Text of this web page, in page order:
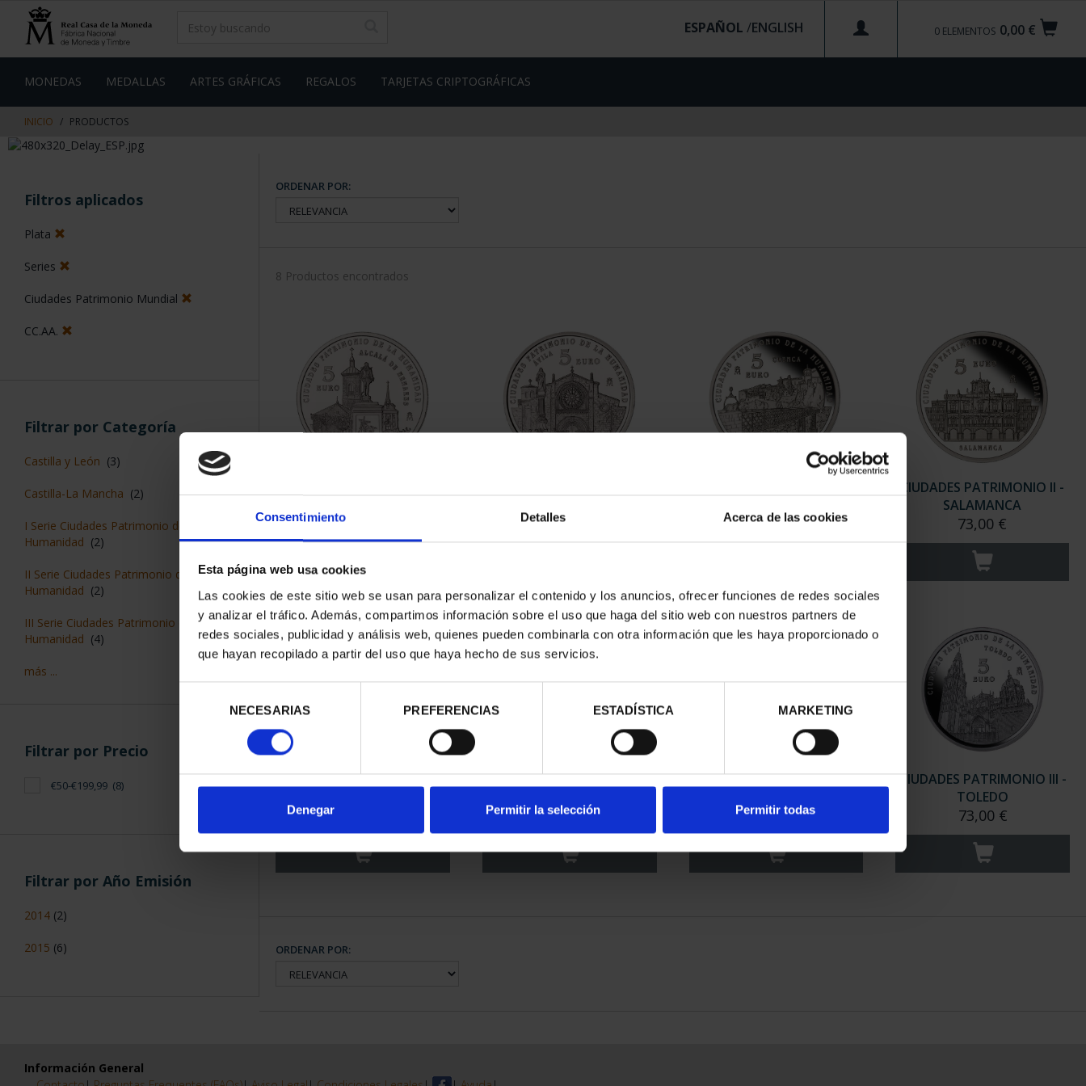
Consentimiento Detalles Acerca de las cookies
Esta página web usa cookies
Las cookies de este sitio web se usan para personalizar el contenido y los anuncios, ofrecer funciones de redes sociales
y analizar el tráfico. Además, compartimos información sobre el uso que haga del sitio web con nuestros partners de
redes sociales, publicidad y análisis web, quienes pueden combinarla con otra información que les haya proporcionado o
que hayan recopilado a partir del uso que haya hecho de sus servicios.
consentimiento
NECESARIAS PREFERENCIAS ESTADÍSTICA MARKETING
Denegar Permitir la selección Permitir todas
contenido
de
0,00 €
0 ELEMENTOS
ESPAÑOL /
MONEDAS MEDALLAS ARTES GRÁFICAS REGALOS TARJETAS CRIPTOGRÁFICAS
INICIO PRODUCTOS
Filtros aplicados
Plata
Series
Ciudades Patrimonio Mundial
CC.AA.
Filtrar por Categoría
Castilla y León (3)
Castilla-La Mancha (2)
I Serie Ciudades Patrimonio de la
Humanidad (2)
II Serie Ciudades Patrimonio de la
Humanidad (2)
III Serie Ciudades Patrimonio de la
Humanidad (4)
más ...
Filtrar por Precio
€50-€199,99 (8)
Filtrar por Año Emisión
2014 (2)
2015 (6)
ORDENAR POR:
8 Productos encontrados
73,00 € 73,00 € 73,00 €
CIUDADES PATRIMONIO II -
SALAMANCA
73,00 €
CIUDADES PATRIMONIO III -
CIUDADES PATRIMONIO III -
73,00 €
CIUDADES PATRIMONIO III -
73,00 €
CIUDADES PATRIMONIO III -
TOLEDO
73,00 €
ORDENAR POR:
Información General